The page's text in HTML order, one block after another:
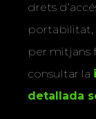
drets
portabilitat,
per mitjans
consultar la
detallada